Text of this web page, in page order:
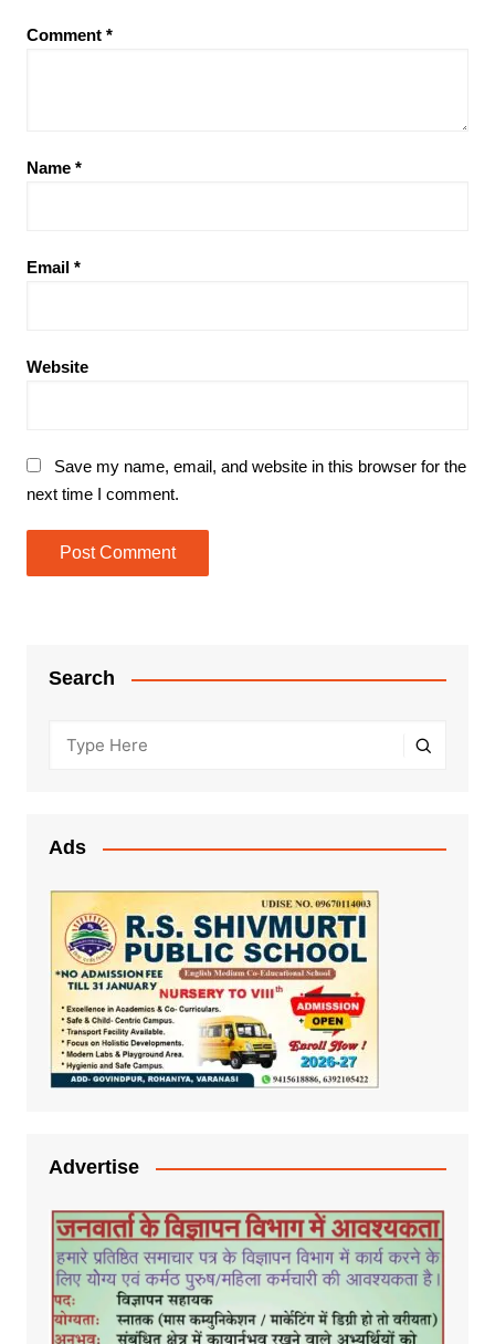
Comment *
Name *
Email *
Website
Save my name, email, and website in this browser for the
next time I comment.
Search
Ads
Advertise